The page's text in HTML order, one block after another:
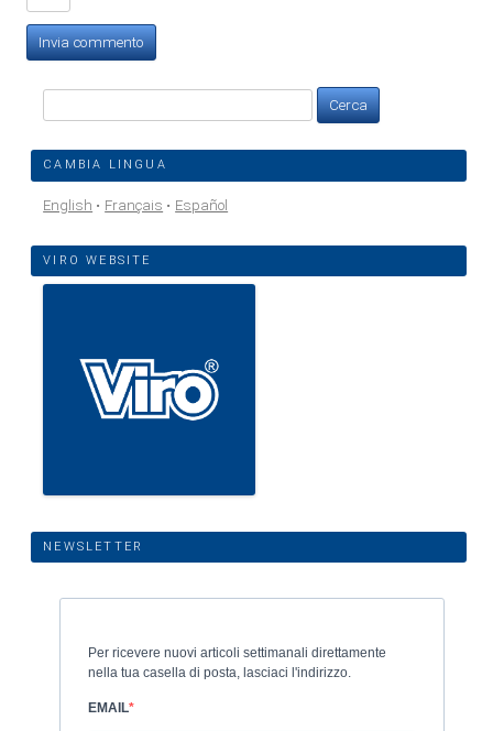
per:
CAMBIA LINGUA
English Français Español
VIRO WEBSITE
NEWSLETTER